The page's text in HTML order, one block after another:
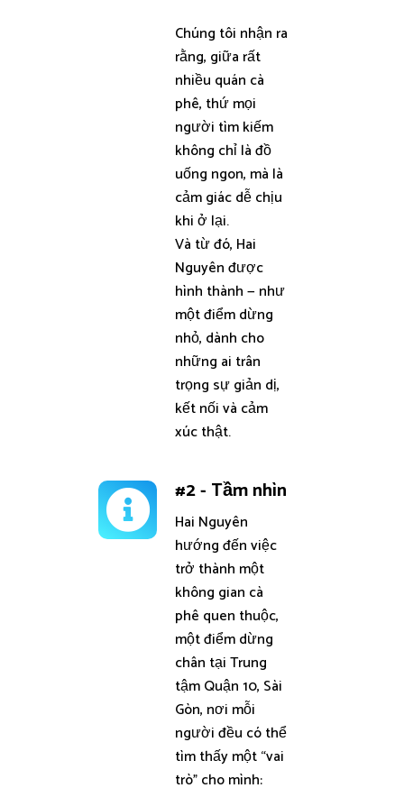
Chúng tôi nhận ra
rằng, giữa rất
nhiều quán cà
phê, thứ mọi
người tìm kiếm
không chỉ là đồ
uống ngon, mà là
cảm giác dễ chịu
khi ở lại.
Và từ đó, Hai
Nguyên được
hình thành — như
một điểm dừng
nhỏ, dành cho
những ai trân
trọng sự giản dị,
kết nối và cảm
xúc thật.
#2 - Tầm nhìn
Hai Nguyên
hướng đến việc
trở thành một
không gian cà
phê quen thuộc,
một điểm dừng
chân tại Trung
tậm Quận 10, Sài
Gòn, nơi mỗi
người đều có thể
tìm thấy một “vai
trò” cho mình: